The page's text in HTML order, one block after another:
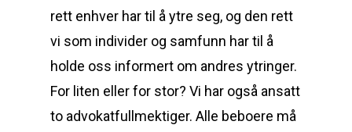
rett enhver har til å ytre seg, og den rett
vi som individer og samfunn har til å
holde oss informert om andres ytringer.
For liten eller for stor? Vi har også ansatt
to advokatfullmektiger. Alle beboere må